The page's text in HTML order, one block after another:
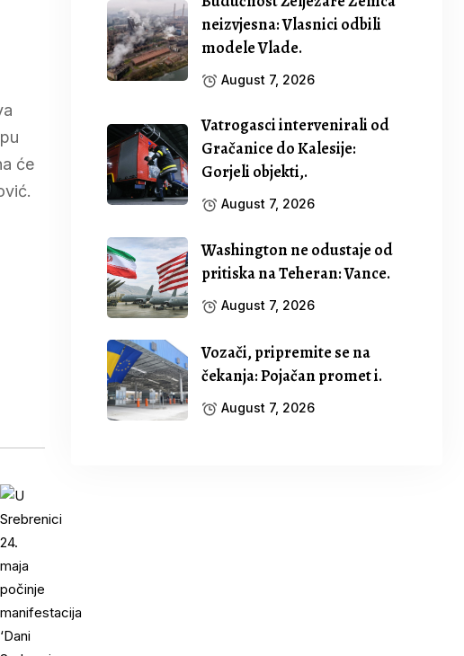
će
neizvjesna: Vlasnici odbili
modele Vlade.
August 7, 2026
Vatrogasci intervenirali od
Gračanice do Kalesije:
Gorjeli objekti,.
August 7, 2026
Washington ne odustaje od
pritiska na Teheran: Vance.
August 7, 2026
Vozači, pripremite se na
čekanja: Pojačan promet i.
August 7, 2026